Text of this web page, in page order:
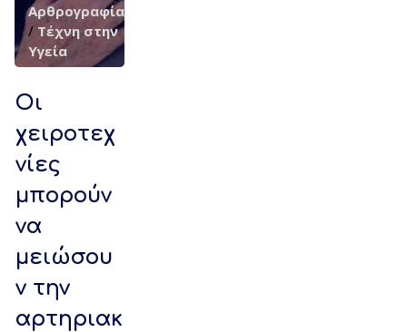
Αρθρογραφία
/ Τέχνη στην
Υγεία
Οι
χειροτεχ
νίες
μπορούν
να
μειώσου
ν την
αρτηριακ